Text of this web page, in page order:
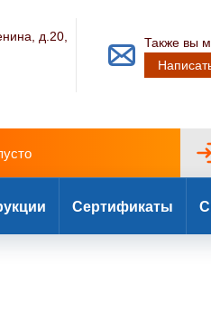
д.20,
Также вы
Сертификаты